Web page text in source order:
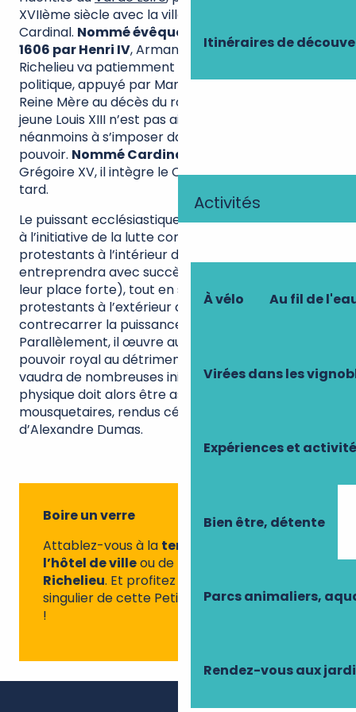
Itinéraires de
Activités
À vélo Au fil de
Virées dans les
Expériences et
Bien être, détente
Parcs animaliers,
Rendez-vous aux
XVIIème siècle avec la ville de Richelieu et son
Cardinal. Nommé évêque de Luçon (Vendée) en
1606 par Henri IV, Armand Jean du Plessis de
Richelieu va patiemment entamer son ascension
politique, appuyé par Marie de Médicis, devenue
Reine Mère au décès du roi. Si la relation avec le
jeune Louis XIII n’est pas aisée, il parvient
néanmoins à s’imposer dans les sphères du
pouvoir. Nommé Cardinal en 1622
Grégoire XV, il intègre le Conseil du roi 2 ans plus
tard.
Le puissant ecclésiastique du roi sera directement
à l’initiative de la lutte contre l’influence des
protestants à l’intérieur des frontières, (il
entreprendra avec succès le siège de la Rochelle,
leur place forte), tout en soutenant certains Etats
protestants à l’extérieur du royaume pour
contrecarrer la puissance des Habsbourg.
Parallèlement, il œuvre au développement du
pouvoir royal au détriment de la noblesse, ce qui lui
vaudra de nombreuses inimités. Sa protection
physique doit alors être assurée par des
mousquetaires, rendus célèbres sous la plume
d’Alexandre Dumas.
Boire un verre
Attablez-vous à la terrasse du bar de
l’hôtel de villeou de la
Richelieu. Et profitez de l’environnement
singulier de cette Petite Cité de Caractère
!